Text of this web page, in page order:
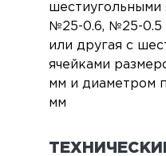
шестиугольными
№25-0.6, №25-0.5
или другая с
ячейками
мм и диаметром
мм